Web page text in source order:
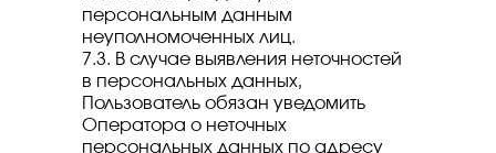
персональным данным
неуполномоченных лиц.
7.3. В случае выявления неточностей
в персональных данных,
Пользователь обязан уведомить
Оператора о неточных
персональных данных по адресу